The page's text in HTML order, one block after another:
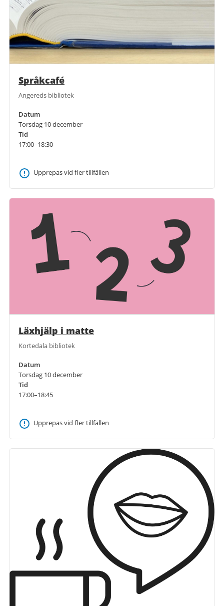
Språkcafé
Angereds bibliotek
Datum
Torsdag 10 december
Tid
17:00–18:30
Upprepas vid fler tillfällen
Läxhjälp i matte
Kortedala bibliotek
Datum
Torsdag 10 december
Tid
17:00–18:45
Upprepas vid fler tillfällen